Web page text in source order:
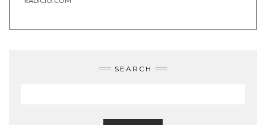
SEARCH